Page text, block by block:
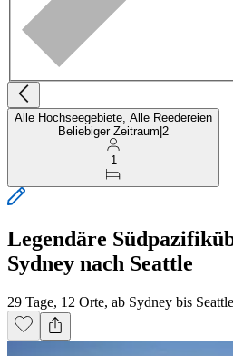
Alle Hochseegebiete, Alle Reedereien
Beliebiger Zeitraum 2
1
Legendäre
Sydney nach Seattle
29 Tage, 12 Orte, ab Sydney bis Seattle